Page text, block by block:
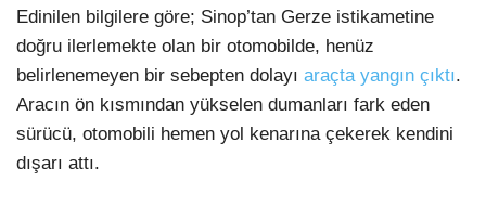
Edinilen bilgilere göre; Sinop’tan Gerze istikametine
doğru ilerlemekte olan bir otomobilde, henüz
belirlenemeyen bir sebepten dolayı araçta yangın çıktı.
Aracın ön kısmından yükselen dumanları fark eden
sürücü, otomobili hemen yol kenarına çekerek kendini
dışarı attı.